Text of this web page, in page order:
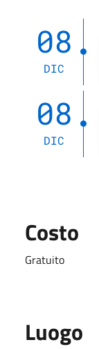
08
DIC
08
DIC
Costo
Gratuito
Luogo